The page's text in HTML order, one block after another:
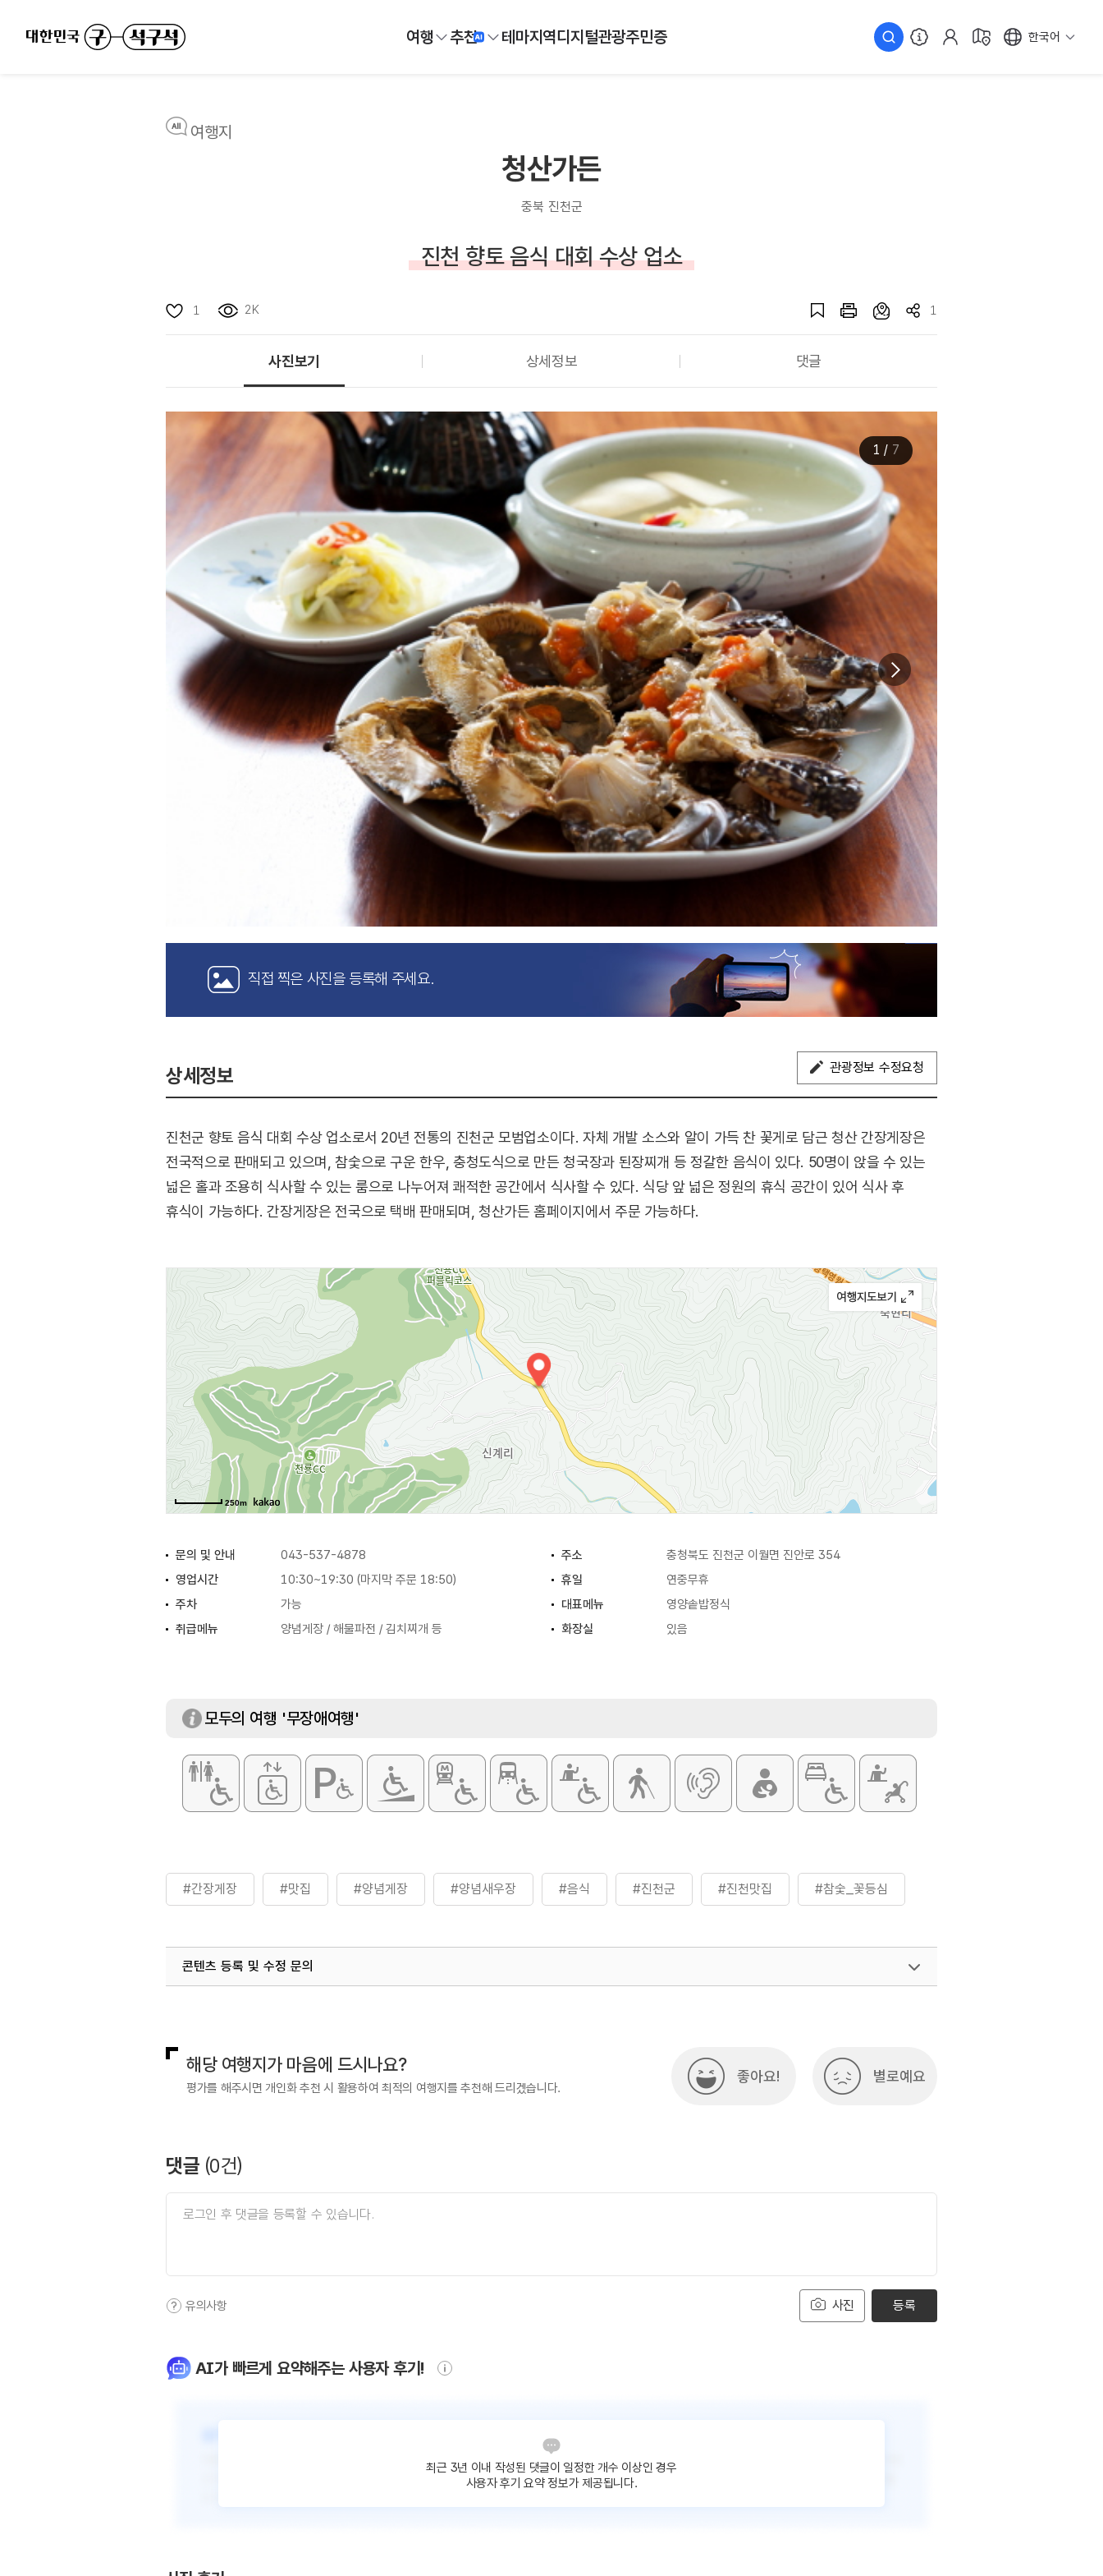
여행 추천 테마지역디지털관광주민증 한국어
여행지
청산가든
충북 진천군
진천 향토 음식 대회 수상 업소
1 2K 1
사진보기 상세정보 댓글
1 / 7
직접 찍은 사진을 등록해 주세요.
상세정보 관광정보 수정요청
진천군 향토 음식 대회 수상 업소로서 20년 전통의 진천군 모범업소이다. 자체 개발 소스와 알이 가득 찬 꽃게로 담근 청산 간장게장은
전국적으로 판매되고 있으며, 참숯으로 구운 한우, 충청도식으로 만든 청국장과 된장찌개 등 정갈한 음식이 있다. 50명이 앉을 수 있는
넓은 홀과 조용히 식사할 수 있는 룸으로 나누어져 쾌적한 공간에서 식사할 수 있다. 식당 앞 넓은 정원의 휴식 공간이 있어 식사 후
휴식이 가능하다. 간장게장은 전국으로 택배 판매되며, 청산가든 홈페이지에서 주문 가능하다.
250m
문의 및 안내 043-537-4878 주소
충청북도 진천군 이월면 진안로 354
영업시간
10:30~19:30 (마지막 주문 18:50) 휴일
연중무휴
주차
가능 대표메뉴
영양솥밥정식
취급메뉴
양념게장 / 해물파전 / 김치찌개 등 화장실 있음
모두의 여행 '무장애여행'
#간장게장 #맛집 #양념게장 #양념새우장 #음식 #진천군 #진천맛집 #참숯_꽃등심
콘텐츠 등록 및 수정 문의
해당 여행지가 마음에 드시나요?
평가를 해주시면 개인화 추천 시 활용하여 최적의 여행지를 추천해 드리겠습니다.
좋아요! 별로예요
댓글 (0건)
사진
유의사항 등록
AI가 빠르게 요약해주는 사용자 후기!
최근 3년 이내 작성된 댓글이 일정한 개수 이상인 경우
사용자 후기 요약 정보가 제공됩니다.